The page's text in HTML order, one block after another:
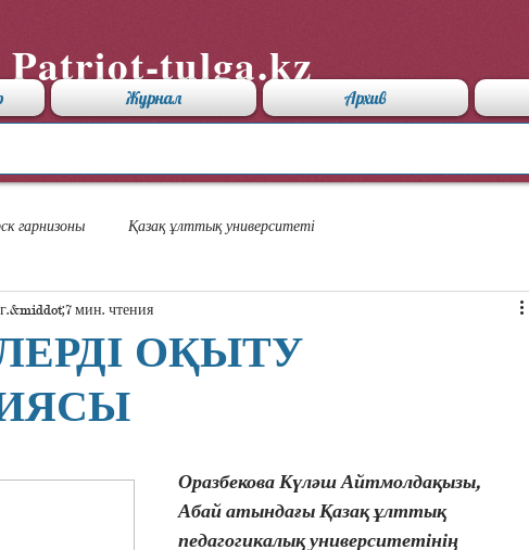
Patriot-tulga.kz
Журнал Архив
гарнизоны Қазақ ұлттық университеті
ОҚЫТУ
7 мин. чтения
Оразбекова Күләш Айтмолдақызы,
Абай атындағы Қазақ ұлттық
педагогикалық университетінің